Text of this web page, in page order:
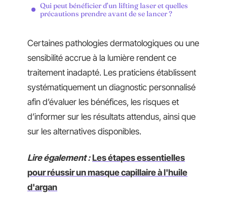
Qui peut bénéficier d’un lifting laser et quelles
précautions prendre avant de se lancer ?
Certaines pathologies dermatologiques ou une
sensibilité accrue à la lumière rendent ce
traitement inadapté. Les praticiens établissent
systématiquement un diagnostic personnalisé
afin d’évaluer les bénéfices, les risques et
d’informer sur les résultats attendus, ainsi que
sur les alternatives disponibles.
Lire également : Les étapes essentielles
pour réussir un masque capillaire à l'huile
d'argan